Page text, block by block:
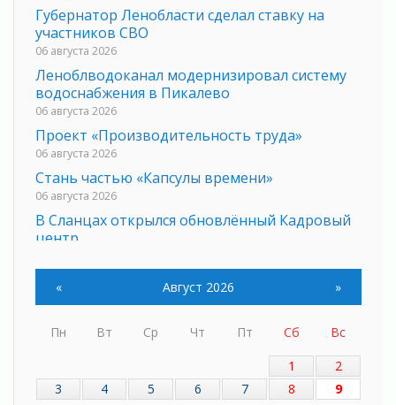
Губернатор Ленобласти сделал ставку на
участников СВО
06 августа 2026
Леноблводоканал модернизировал систему
водоснабжения в Пикалево
06 августа 2026
Проект «Производительность труда»
06 августа 2026
Стань частью «Капсулы времени»
06 августа 2026
В Сланцах открылся обновлённый Кадровый
центр
Для меня ты на свете одна
Выбрать удобный способ голосования
помогут Госуслуги
Планируйте свой маршрут заранее
05 августа 2026
« Август 2026 »
Пн Вт Ср Чт Пт Сб
Вс
1
2
3
4 5 6 7 8
9